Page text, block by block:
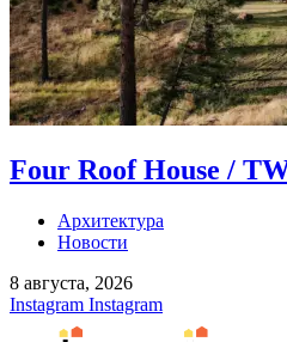
Four Roof House /
Архитектура
Новости
8 августа, 2026
Instagram Instagram